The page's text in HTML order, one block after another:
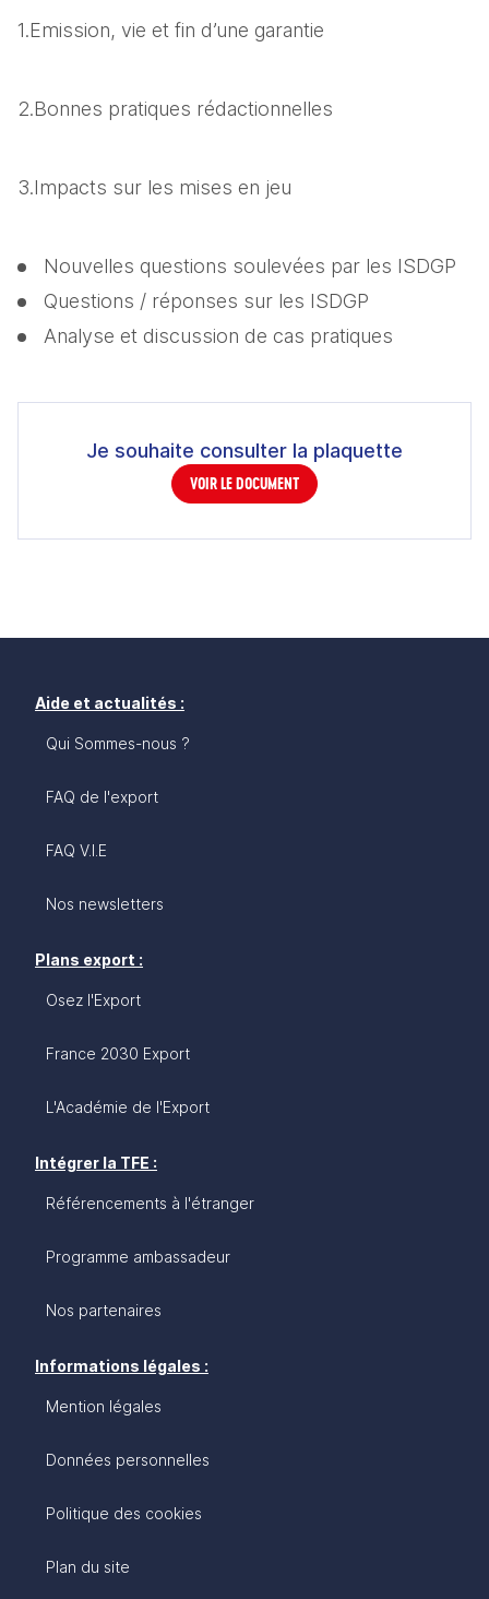
1.Emission, vie et fin d’une garantie
2.Bonnes pratiques rédactionnelles
3.Impacts sur les mises en jeu
Nouvelles questions soulevées par les ISDGP
Questions / réponses sur les ISDGP
Analyse et discussion de cas pratiques
Je souhaite consulter la plaquette
VOIR LE DOCUMENT
Aide et actualités :
Qui Sommes-nous ?
FAQ de l'export
FAQ V.I.E
Nos newsletters
Plans export :
Osez l'Export
France 2030 Export
L'Académie de l'Export
Intégrer la TFE :
Référencements à l'étranger
Programme ambassadeur
Nos partenaires
Informations légales :
Mention légales
Données personnelles
Politique des cookies
Plan du site